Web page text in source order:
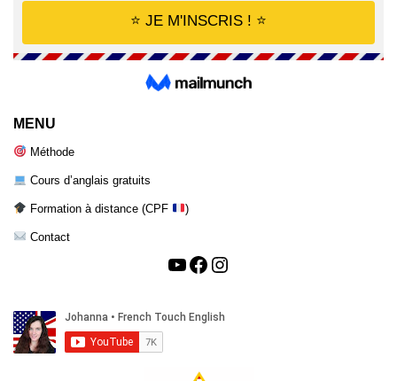
MENU
Méthode
Cours d’anglais gratuits
Formation à distance (CPF )
Contact